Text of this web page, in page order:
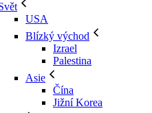
USA
Blízký východ
Izrael
Palestina
Asie
Čína
Jižní Korea